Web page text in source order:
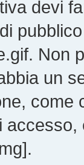
devi
Non
un
come